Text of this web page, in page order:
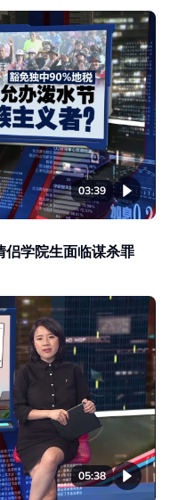
03:39
学院生面临谋杀罪
05:38